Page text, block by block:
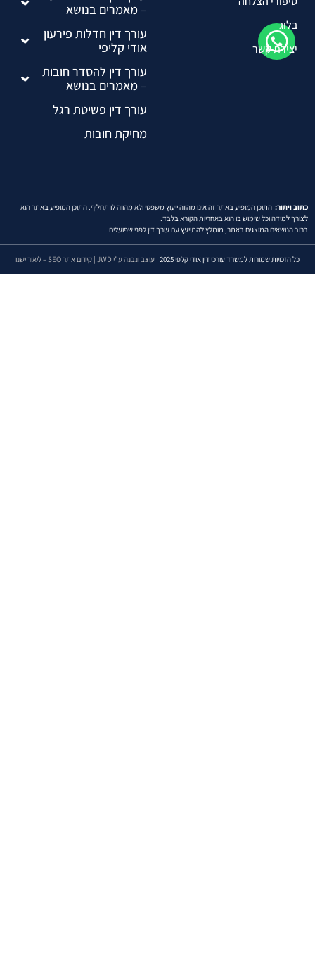
בלוג
יצירת קשר
– מאמרים בנושא
עורך דין חדלות פירעון
אודי קליפי
עורך דין להסדר חובות
– מאמרים בנושא
עורך דין פשיטת רגל
מחיקת חובות
ויתור:התוכן המופיע באתר זה אינו מהווה ייעוץ משפטי ולא מהווה לו תחליף. התוכן המופיע באתר הוא
למידה וכל שימוש בו הוא באחריות הקורא בלבד.
הנושאים המוצגים באתר, מומלץ להתייעץ עם עורך דין לפני שפועלים.
כל הזכויות שמורות למשרד עורכי דין אודי קלפי 2025 | עוצב ונבנה ע"י JWD | קידום אתר SEO – ליאור ישנו